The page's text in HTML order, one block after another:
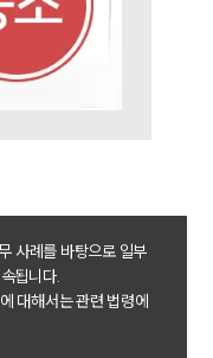
변호사
사례를 바탕으로 일부
됩니다.
대해서는 관련 법령에